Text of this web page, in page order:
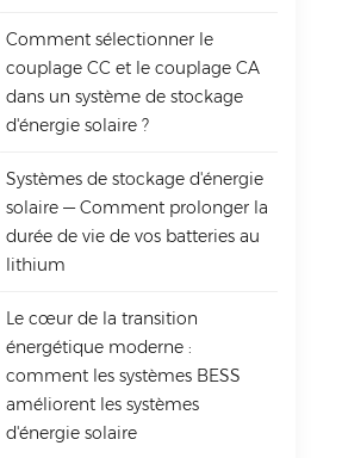
Comment sélectionner le
couplage CC et le couplage CA
dans un système de stockage
d'énergie solaire ?
Systèmes de stockage d'énergie
solaire — Comment prolonger la
durée de vie de vos batteries au
lithium
Le cœur de la transition
énergétique moderne :
comment les systèmes BESS
améliorent les systèmes
d'énergie solaire